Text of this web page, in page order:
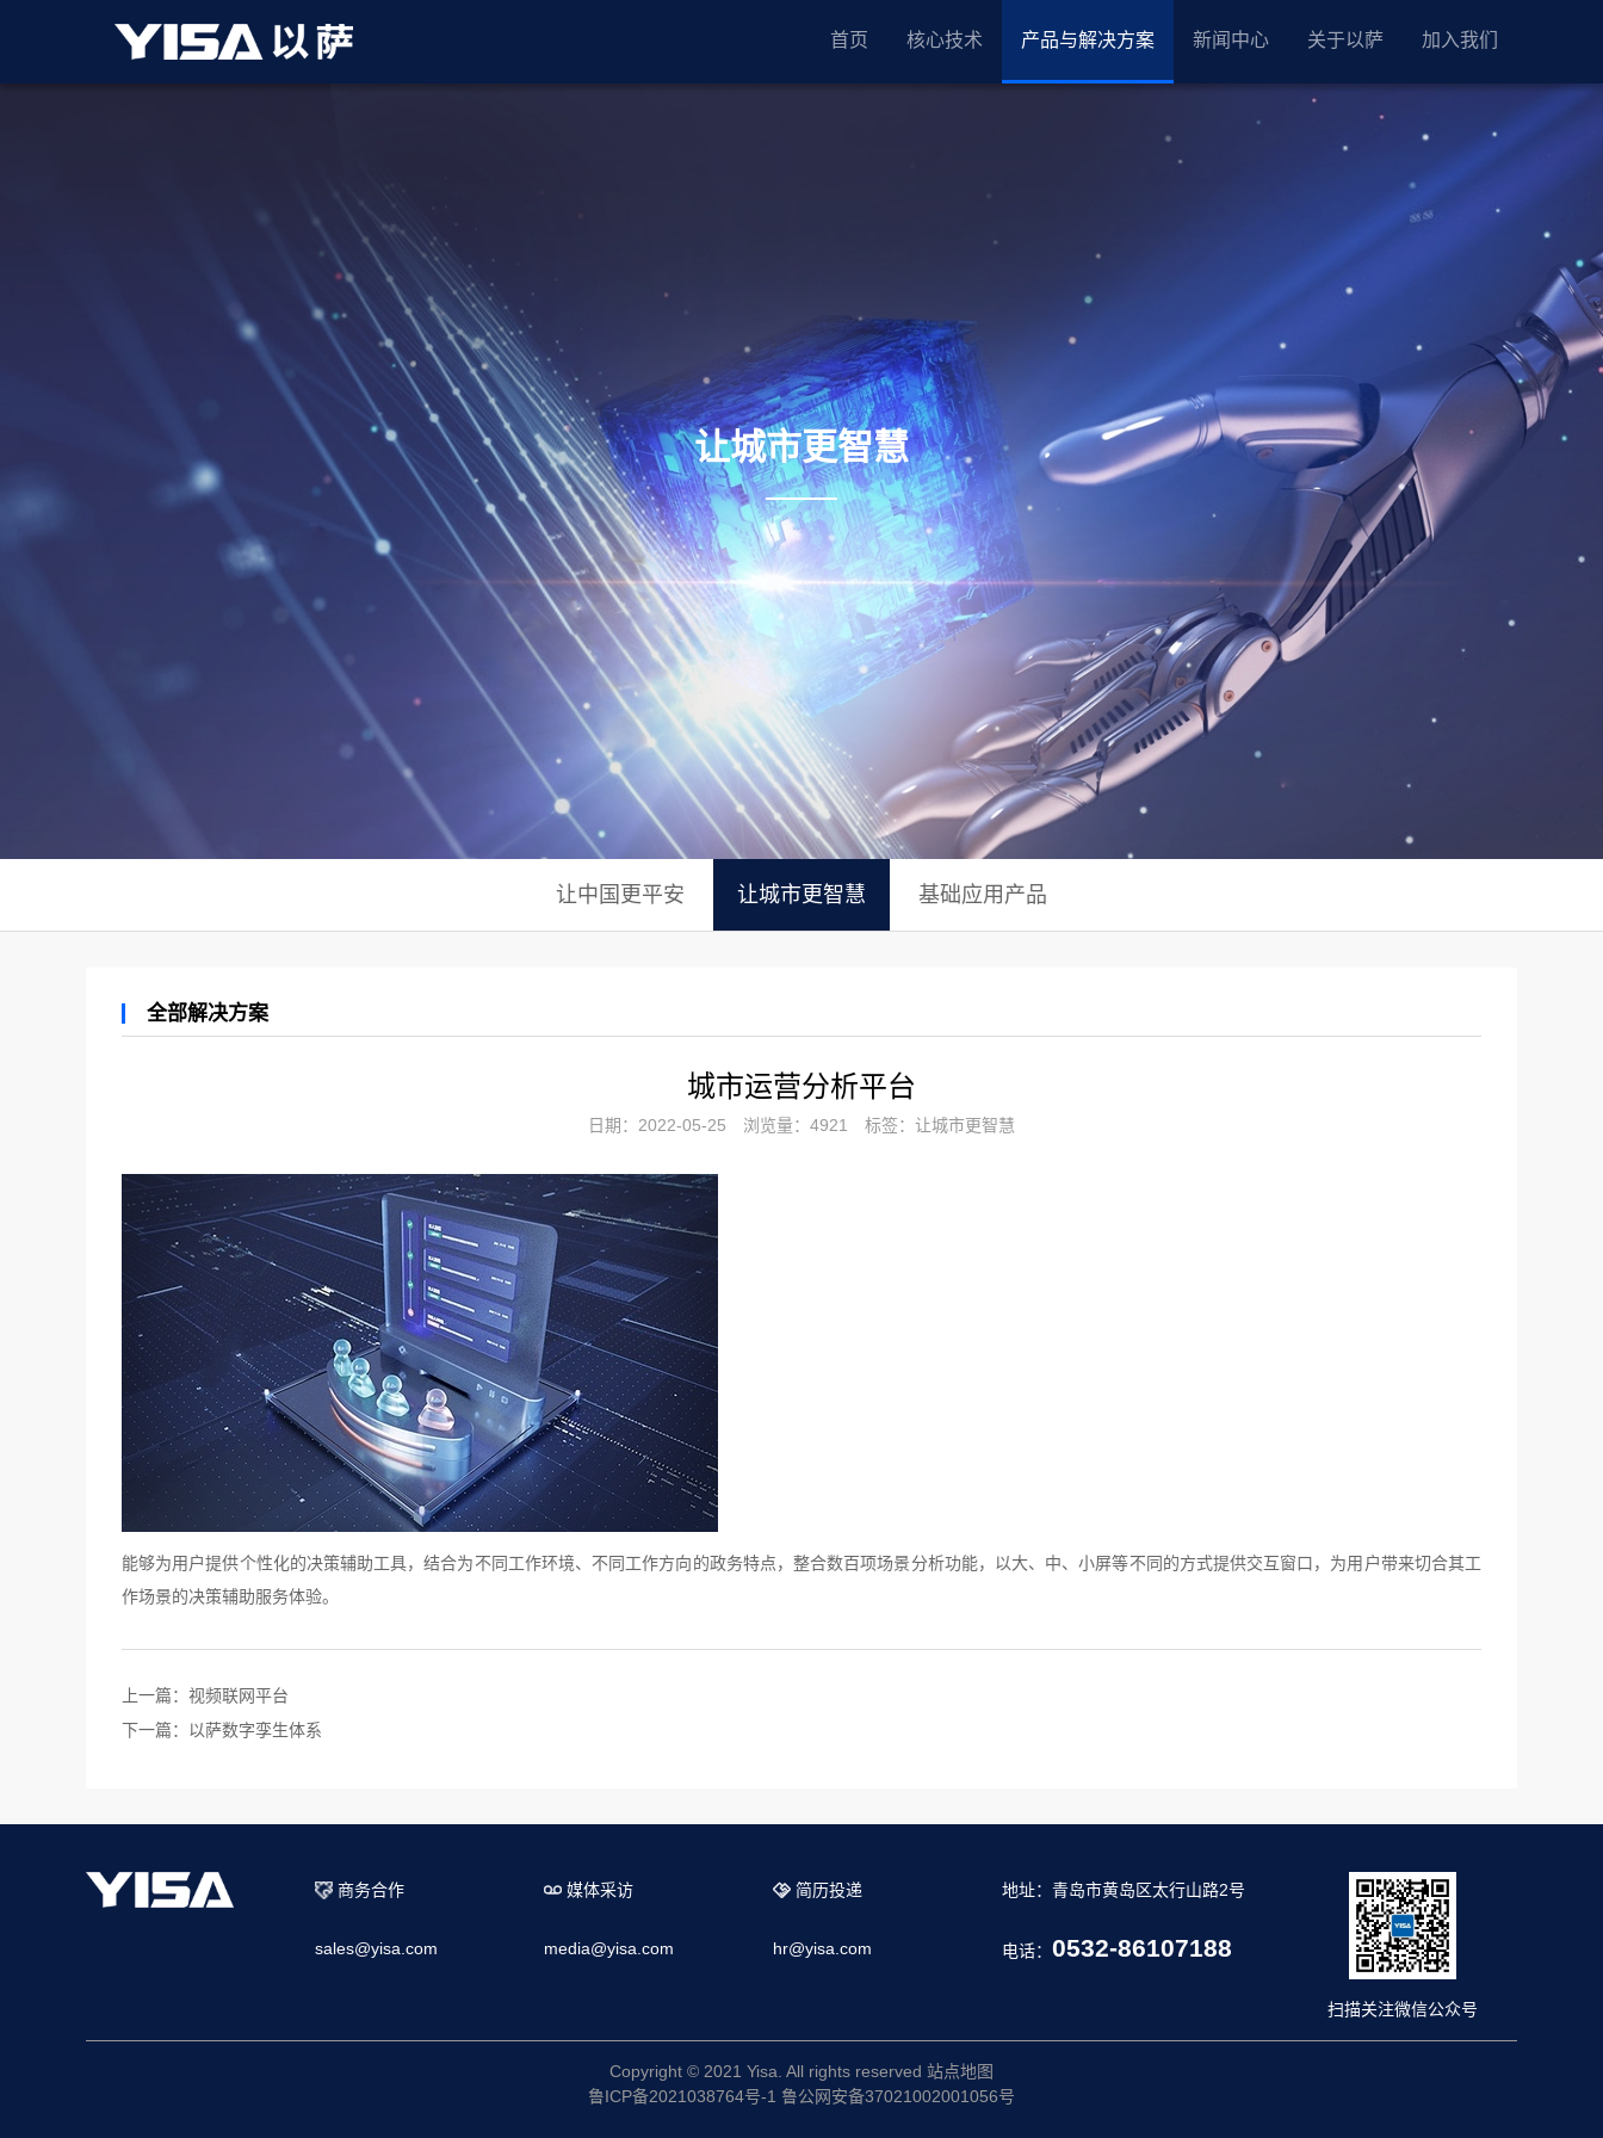
首页 核心技术 产品与解决方案 新闻中心 关于以萨 加入我们
让城市更智慧
让中国更平安 让城市更智慧 基础应用产品
全部解决方案
城市运营分析平台
日期：2022-05-25 浏览量：4921 标签：让城市更智慧
能够为用户提供个性化的决策辅助工具，结合为不同工作环境、不同工作方向的政务特点，整合数百项场景分析功能，以大、中、小屏等不同的方式提供交互窗口，为用户带来切合其工
作场景的决策辅助服务体验。
上一篇： 视频联网平台
下一篇：
以萨数字孪生体系
商务合作
sales@yisa.com
媒体采访
media@yisa.com
简历投递
hr@yisa.com
地址：青岛市黄岛区太行山路2号
电话： 0532-86107188
扫描关注微信公众号
Copyright © 2021 Yisa. All rights reserved 站点地图
鲁ICP备2021038764号-1 鲁公网安备37021002001056号